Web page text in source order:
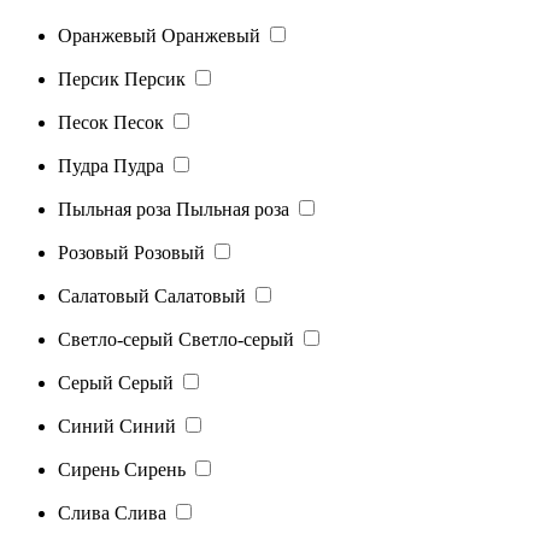
Оранжевый Оранжевый
Персик Персик
Песок Песок
Пудра Пудра
Пыльная роза Пыльная роза
Розовый Розовый
Салатовый Салатовый
Светло-серый Светло-серый
Серый Серый
Синий Синий
Сирень Сирень
Слива Слива